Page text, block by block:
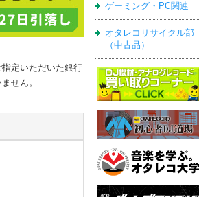
ゲーミング・PC関連
オタレコリサイクル部
（中古品）
定いただいた銀行
せん。